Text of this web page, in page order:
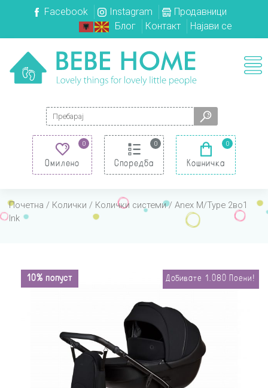
Facebook Instagram
Продавници
Блог
Контакт Најави се
Search for:
0
Омилено
0
Споредба
0
Кошничка
Почетна / Колички / Колички системи/ Anex M/Type 2во1
Ink
10% попуст Добивате 1.080 Поени!